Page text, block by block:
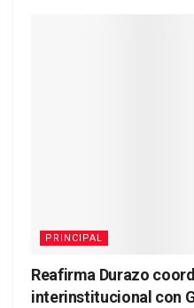
PRINCIPAL
Reafirma Durazo
interinstitucional con